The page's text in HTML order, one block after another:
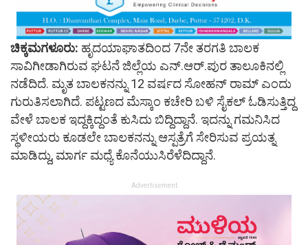
ಚಿಕ್ಕಮಗಳೂರು: ಹೃದಯಾಘಾತದಿಂದ 7ನೇ ತರಗತಿ ಬಾಲಕ
ಸಾವಿಗೀಡಾಗಿರುವ ಘಟನೆ ಜಿಲ್ಲೆಯ ಎನ್.ಆರ್.ಪುರ ತಾಲೂಕಿನಲ್ಲಿ
ನಡೆದಿದೆ. ಮೃತ ಬಾಲಕನನ್ನು 12 ವರ್ಷದ ಸೋಹನ್ ರಾಮ್ ಎಂದು
ಗುರುತಿಸಲಾಗಿದೆ. ಪಟ್ಟಣದ ಮೆಸ್ಕಾಂ ಕಚೇರಿ ಬಳಿ ಸೈಕಲ್ ಓಡಿಸುತ್ತಿದ್ದ
ವೇಳೆ ಬಾಲಕ ಇದ್ದಕ್ಕಿದ್ದಂತೆ ಕುಸಿದು ಬಿದ್ದಿದ್ದಾನೆ. ಇದನ್ನು ಗಮನಿಸಿದ
ಸ್ಥಳೀಯರು ಕೂಡಲೇ ಬಾಲಕನನ್ನು ಆಸ್ಪತ್ರೆಗೆ ಸೇರಿಸುವ ಪ್ರಯತ್ನ
ಮಾಡಿದ್ದು, ಮಾರ್ಗ ಮಧ್ಯೆ ಕೊನೆಯುಸಿರೆಳೆದಿದ್ದಾನೆ.
Advertisement